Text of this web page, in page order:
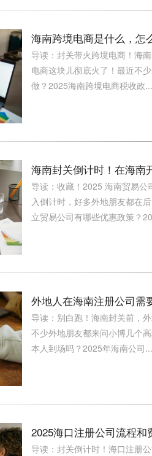
海南跨境电商是什么，怎
导读：封关带火跨境电商！海
电商这块儿彻底火了！最近不
做？2025海南跨境电商税收政...
海南封关倒计时！在海南
导读：收藏！2025 海南贸易
入倒计时，好多外地朋友都在
立贸易公司有哪些优惠政策？
外地人在海南注册公司需
导读：别白跑！海南封关前，
不少外地朋友都来问小博几个
本人到场吗？2025年海南公司...
2025海口注册公司流程
导读：封关倒计时！海口注册